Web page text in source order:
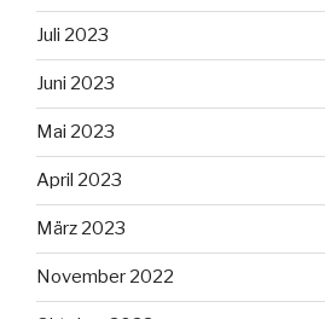
Juli 2023
Juni 2023
Mai 2023
April 2023
März 2023
November 2022